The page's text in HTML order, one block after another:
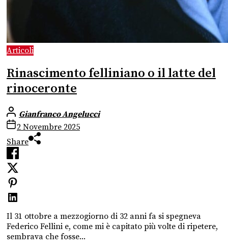
Articoli
Rinascimento felliniano o il latte del
rinoceronte
Gianfranco Angelucci
2 Novembre 2025
Share
Il 31 ottobre a mezzogiorno di 32 anni fa si spegneva
Federico Fellini e, come mi è capitato più volte di ripetere,
sembrava che fosse...